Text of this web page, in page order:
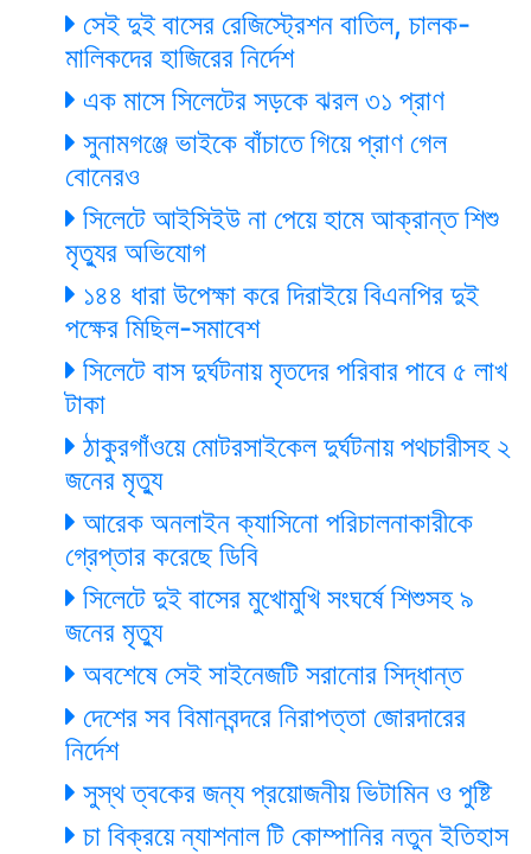
সেই দুই বাসের রেজিস্ট্রেশন বাতিল, চালক-
মালিকদের হাজিরের নির্দেশ
এক মাসে সিলেটের সড়কে ঝরল ৩১ প্রাণ
সুনামগঞ্জে ভাইকে বাঁচাতে গিয়ে প্রাণ গেল
বোনেরও
সিলেটে আইসিইউ না পেয়ে হামে আক্রান্ত শিশু
মৃত্যুর অভিযোগ
১৪৪ ধারা উপেক্ষা করে দিরাইয়ে বিএনপির দুই
পক্ষের মিছিল-সমাবেশ
সিলেটে বাস দুর্ঘটনায় মৃতদের পরিবার পাবে ৫ লাখ
টাকা
ঠাকুরগাঁওয়ে মোটরসাইকেল দুর্ঘটনায় পথচারীসহ ২
জনের মৃত্যু
আরেক অনলাইন ক্যাসিনো পরিচালনাকারীকে
গ্রেপ্তার করেছে ডিবি
সিলেটে দুই বাসের মুখোমুখি সংঘর্ষে শিশুসহ ৯
জনের মৃত্যু
অবশেষে সেই সাইনেজটি সরানোর সিদ্ধান্ত
দেশের সব বিমানবন্দরে নিরাপত্তা জোরদারের
নির্দেশ
সুস্থ ত্বকের জন্য প্রয়োজনীয় ভিটামিন ও পুষ্টি
চা বিক্রয়ে ন্যাশনাল টি কোম্পানির নতুন ইতিহাস